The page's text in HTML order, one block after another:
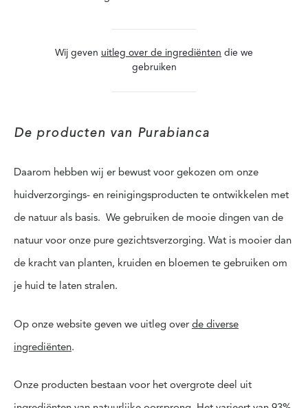
Wij geven uitleg over de ingrediënten die we
gebruiken
De producten van Purabianca
Daarom hebben wij er bewust voor gekozen om onze
huidverzorgings- en reinigingsproducten te ontwikkelen met
de natuur als basis. We gebruiken de mooie dingen van de
natuur voor onze pure gezichtsverzorging. Wat is mooier dan
de kracht van planten, kruiden en bloemen te gebruiken om
je huid te laten stralen.
Op onze website geven we uitleg over de diverse
ingrediënten.
Onze producten bestaan voor het overgrote deel uit